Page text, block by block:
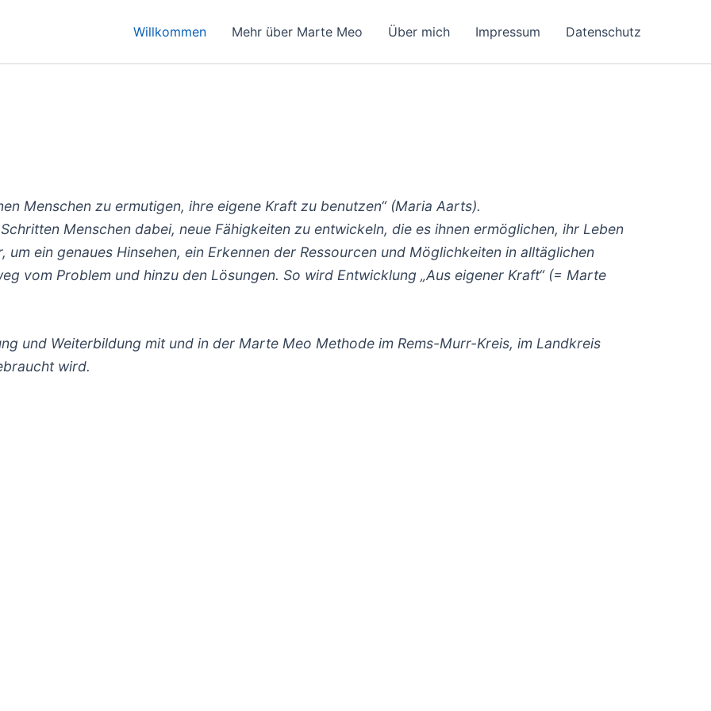
Willkommen Mehr über Marte Meo Über mich Impressum Datenschutz
Menschen zu ermutigen, ihre eigene Kraft zu benutzen“ (Maria Aarts).
Menschen dabei, neue Fähigkeiten zu entwickeln, die es ihnen ermöglichen, ihr Leben
ein genaues Hinsehen, ein Erkennen der Ressourcen und Möglichkeiten in alltäglichen
vom Problem und hinzu den Lösungen. So wird Entwicklung „Aus eigener Kraft“ (= Marte
und Weiterbildung mit und in der Marte Meo Methode im Rems-Murr-Kreis, im Landkreis
wird.